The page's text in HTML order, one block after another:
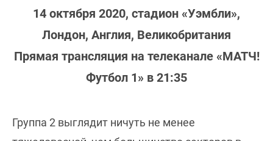
14 октября 2020, стадион «Уэмбли»,
Лондон, Англия, Великобритания
Прямая трансляция на телеканале «МАТЧ!
Футбол 1» в 21:35
Группа 2 выглядит ничуть не менее